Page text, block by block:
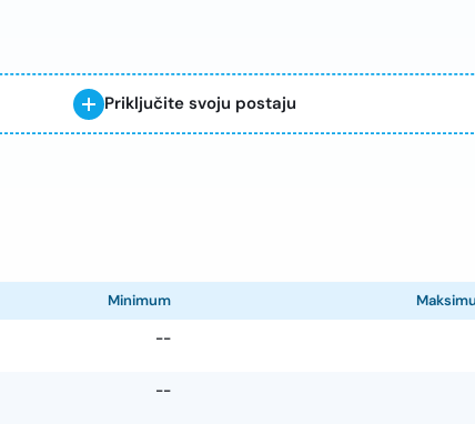
Priključite svoju postaju
Minimum
--
--